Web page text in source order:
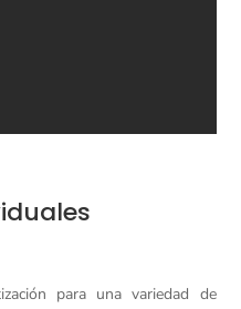
para una variedad de